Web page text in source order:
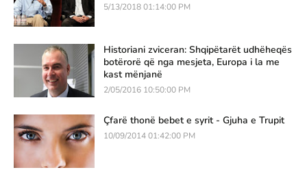
5/13/2018 01:14:00 PM
Historiani zviceran: Shqipëtarët udhëheqës
botërorë që nga mesjeta, Europa i la me
kast mënjanë
2/05/2016 10:50:00 PM
Çfarë thonë bebet e syrit - Gjuha e Trupit
10/09/2014 01:42:00 PM